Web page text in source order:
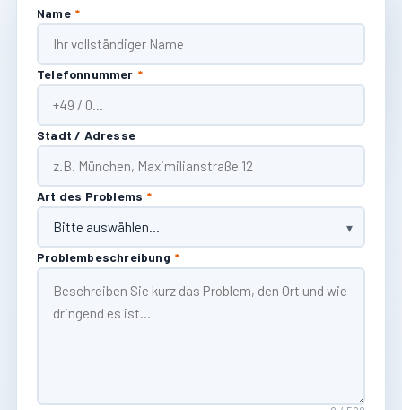
Name *
Telefonnummer *
Stadt / Adresse
Art des Problems *
Problembeschreibung *